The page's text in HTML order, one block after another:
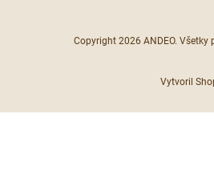
Vytvoril
Copyright 2026 ANDEO. Všetky